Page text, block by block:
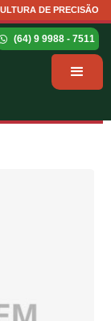
DE PRECISÃO
(64) 9 9988 - 7511